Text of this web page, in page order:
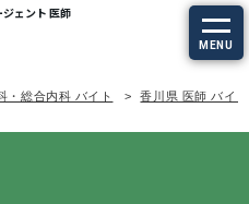
ジェント 医師
MENU
・総合内科 バイト 香川県 医師 バイト